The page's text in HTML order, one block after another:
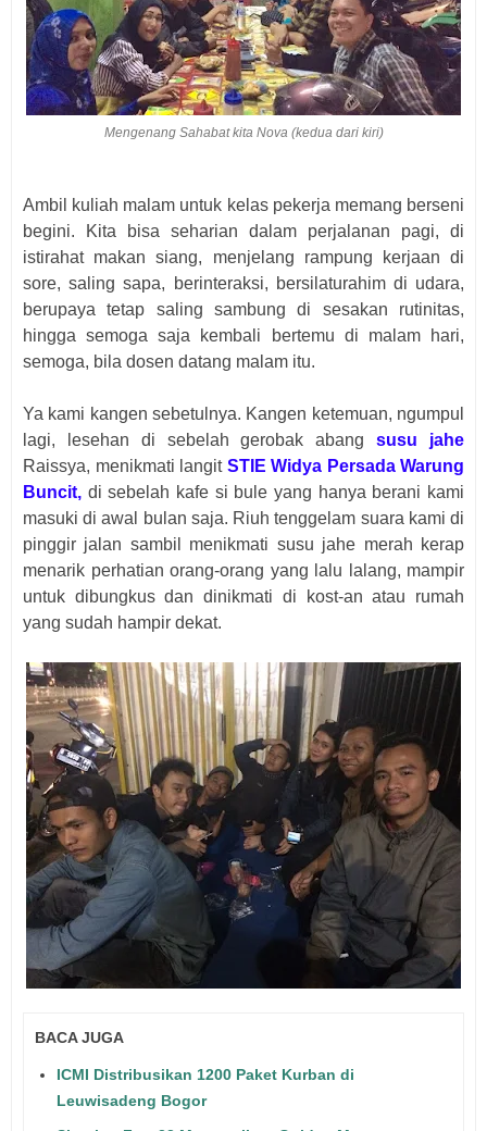
Mengenang Sahabat kita Nova (kedua dari kiri)
Ambil kuliah malam untuk kelas pekerja memang berseni
begini. Kita bisa seharian dalam perjalanan pagi, di
istirahat makan siang, menjelang rampung kerjaan di
sore, saling sapa, berinteraksi, bersilaturahim di udara,
berupaya tetap saling sambung di sesakan rutinitas,
hingga semoga saja kembali bertemu di malam hari,
semoga, bila dosen datang malam itu.
Ya kami kangen sebetulnya. Kangen ketemuan, ngumpul
lagi, lesehan di sebelah gerobak abangsusu jahe
Raissya, menikmati langit STIE Widya Persada Warung
Buncit, di sebelah kafe si bule yang hanya berani kami
masuki di awal bulan saja. Riuh tenggelam suara kami di
pinggir jalan sambil menikmati susu jahe merah kerap
menarik perhatian orang-orang yang lalu lalang, mampir
untuk dibungkus dan dinikmati di kost-an atau rumah
yang sudah hampir dekat.
BACA JUGA
ICMI Distribusikan 1200 Paket Kurban di
Leuwisadeng Bogor